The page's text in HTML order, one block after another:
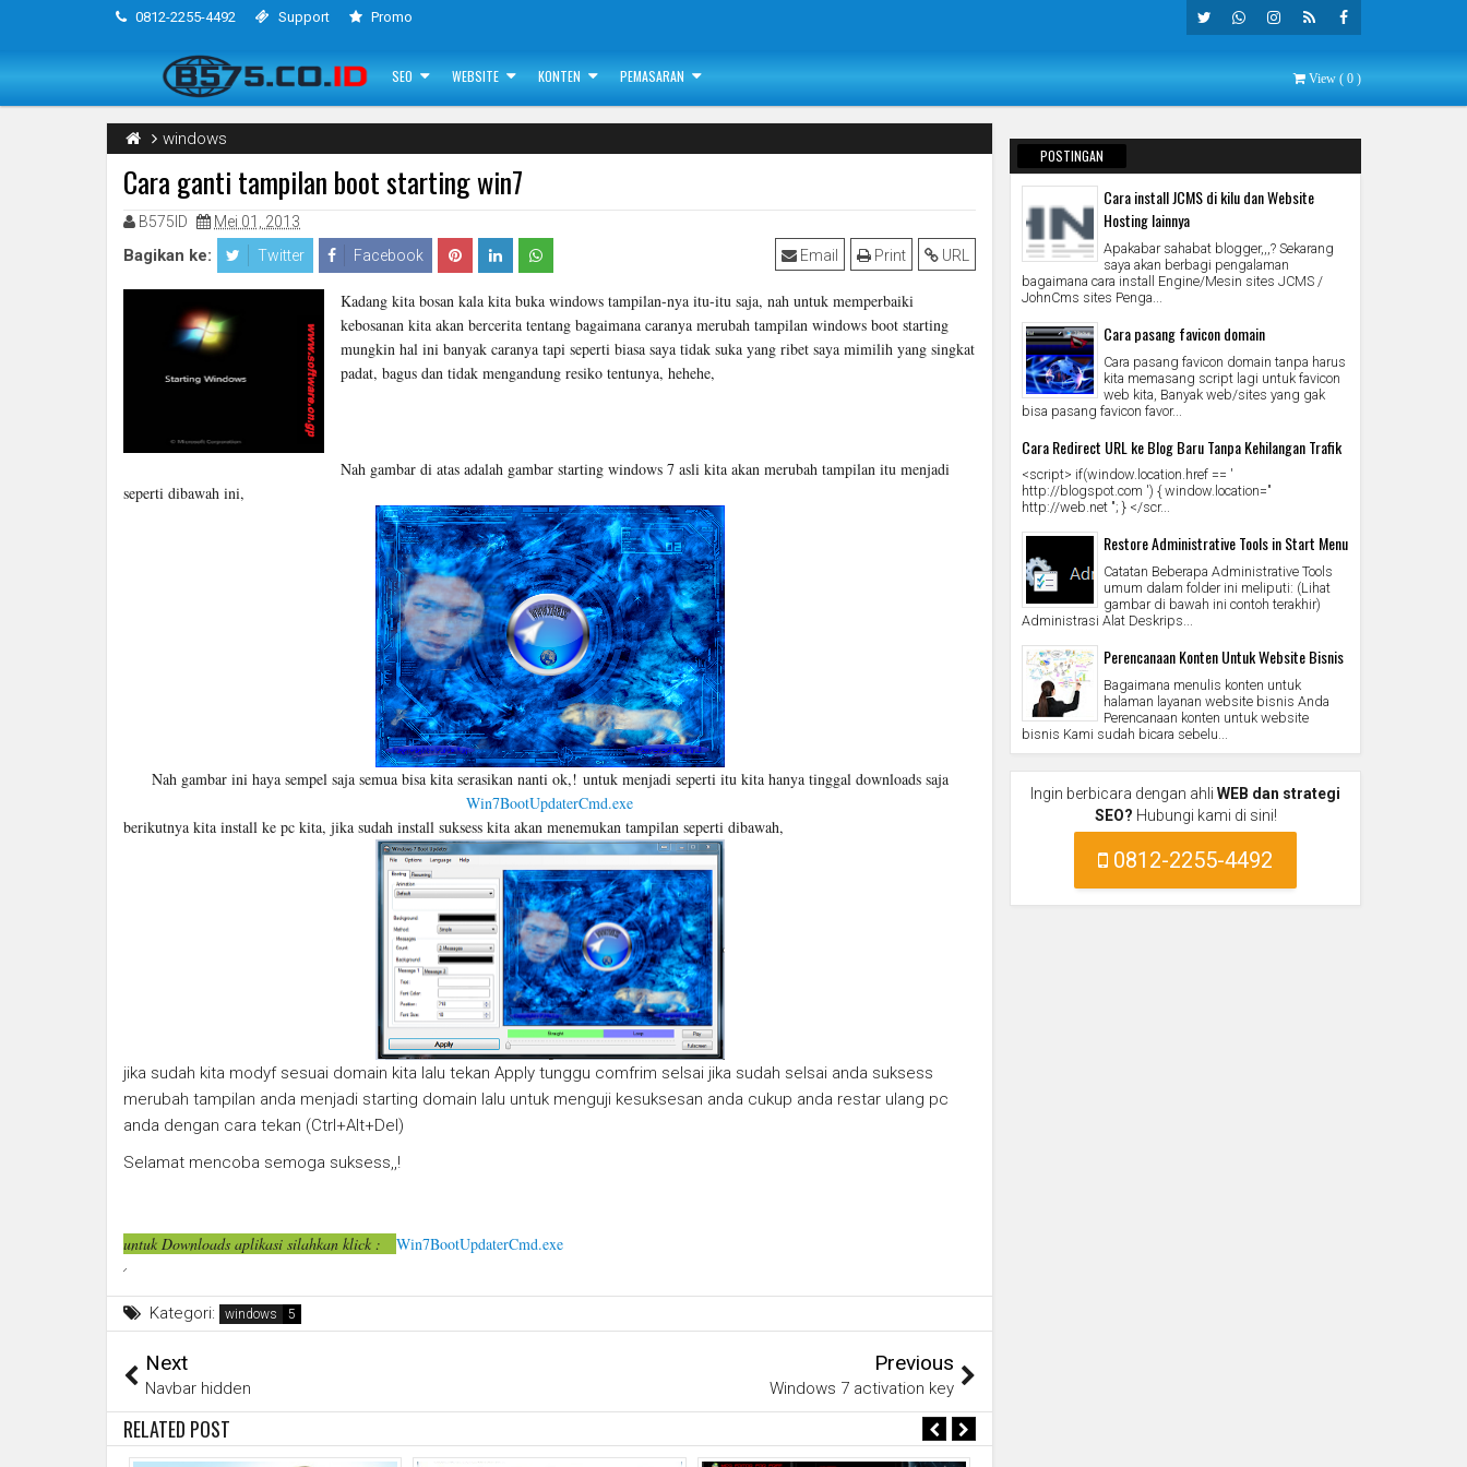
0812-2255-4492 Support Promo
Ook
SEO WEBSITE KONTEN PEMASARAN View ( 0 )
windows
Cara ganti tampilan boot starting win7
B575ID Mei 01, 2013
Bagikan ke: Twitter Facebook URL
Print
Email
Kadang kita bosan kala kita buka windows tampilan-nya itu-itu saja, nah untuk memperbaiki
kebosanan kita akan bercerita tentang bagaimana caranya merubah tampilan windows boot starting
mungkin hal ini banyak caranya tapi seperti biasa saya tidak suka yang ribet saya mimilih yang singkat
padat, bagus dan tidak mengandung resiko tentunya, hehehe,
Nah gambar di atas adalah gambar starting windows 7 asli kita akan merubah tampilan itu menjadi
seperti dibawah ini,
Nah gambar ini haya sempel saja semua bisa kita serasikan nanti ok,! untuk menjadi seperti itu kita hanya tinggal downloads saja
Win7BootUpdaterCmd.exe
berikutnya kita install ke pc kita, jika sudah install suksess kita akan menemukan tampilan seperti dibawah,
jika sudah kita modyf sesuai domain kita lalu tekan Apply tunggu comfrim selsai jika sudah selsai anda suksess
merubah tampilan anda menjadi starting domain lalu untuk menguji kesuksesan anda cukup anda restar ulang pc
anda dengan cara tekan (Ctrl+Alt+Del)
Selamat mencoba semoga suksess,,!
untuk Downloads aplikasi silahkan klick : Win7BootUpdaterCmd.exe
Kategori: windows
Next
Navbar hidden
Previous
Windows 7 activation key
RELATED POST
POSTINGAN
POPULER
Cara install JCMS di kilu dan Website
Hosting lainnya
Apakabar sahabat blogger,,,? Sekarang
saya akan berbagi pengalaman
bagaimana cara install Engine/Mesin sites JCMS /
JohnCms sites Penga...
Cara pasang favicon domain
Cara pasang favicon domain tanpa harus
kita memasang script lagi untuk favicon
web kita, Banyak web/sites yang gak
bisa pasang favicon favor...
Cara Redirect URL ke Blog Baru Tanpa Kehilangan Trafik
<script> if(window.location.href == '
http://blogspot.com ') { window.location="
http://web.net "; } </scr...
Restore Administrative Tools in Start Menu
Catatan Beberapa Administrative Tools
umum dalam folder ini meliputi: (Lihat
gambar di bawah ini contoh terakhir)
Administrasi Alat Deskrips...
Perencanaan Konten Untuk Website Bisnis
Bagaimana menulis konten untuk
halaman layanan website bisnis Anda
Perencanaan konten untuk website
bisnis Kami sudah bicara sebelu...
Ingin berbicara dengan ahli WEB dan strategi
SEO? Hubungi kami di sini!
0812-2255-4492